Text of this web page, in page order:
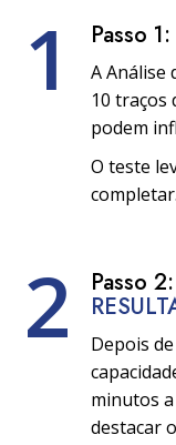
1 Passo 1:
A Análise
10 traços
podem
O teste
completar.
2 Passo 2:
Depois
minutos
destacar